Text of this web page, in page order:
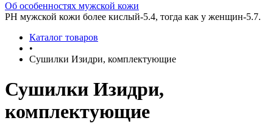
Об особенностях мужской кожи
РН мужской кожи более кислый-5.4, тогда как у женщин-5.7.
Каталог товаров
•
Сушилки Изидри, комплектующие
Сушилки Изидри,
комплектующие